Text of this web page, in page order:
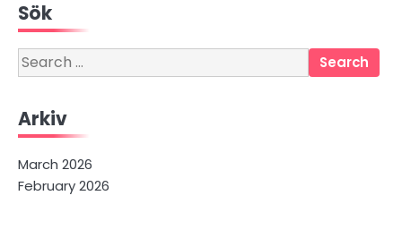
Sök
Search
for:
Arkiv
March 2026
February 2026